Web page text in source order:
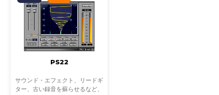
プション・プランです。Wavesの
全プラグインを使用できるWaves
Ultimate、110種のプラグインを
使用できるWaves Essentialの2つ
のラインナップで、1ヶ月から1
年まで使用したい期間に併せたプ
ランからご利用いただけます。
PS22
サウンド・エフェクト、リードギ
ター、古い録音を蘇らせるなど、